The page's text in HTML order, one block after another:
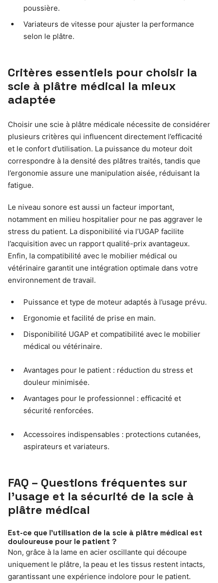
poussière.
Variateurs de vitesse pour ajuster la performance
selon le plâtre.
Critères essentiels pour choisir la
scie à plâtre médical la mieux
adaptée
Choisir une scie à plâtre médicale nécessite de considérer
plusieurs critères qui influencent directement l’efficacité
et le confort d’utilisation. La puissance du moteur doit
correspondre à la densité des plâtres traités, tandis que
l’ergonomie assure une manipulation aisée, réduisant la
fatigue.
Le niveau sonore est aussi un facteur important,
notamment en milieu hospitalier pour ne pas aggraver le
stress du patient. La disponibilité via l’UGAP facilite
l’acquisition avec un rapport qualité-prix avantageux.
Enfin, la compatibilité avec le mobilier médical ou
vétérinaire garantit une intégration optimale dans votre
environnement de travail.
Puissance et type de moteur adaptés à l’usage prévu.
Ergonomie et facilité de prise en main.
Disponibilité UGAP et compatibilité avec le mobilier
médical ou vétérinaire.
Avantages pour le patient : réduction du stress et
douleur minimisée.
Avantages pour le professionnel : efficacité et
sécurité renforcées.
Accessoires indispensables : protections cutanées,
aspirateurs et variateurs.
FAQ – Questions fréquentes sur
l’usage et la sécurité de la scie à
plâtre médical
Est-ce que l’utilisation de la scie à plâtre médical est
douloureuse pour le patient ?
Non, grâce à la lame en acier oscillante qui découpe
uniquement le plâtre, la peau et les tissus restent intacts,
garantissant une expérience indolore pour le patient.